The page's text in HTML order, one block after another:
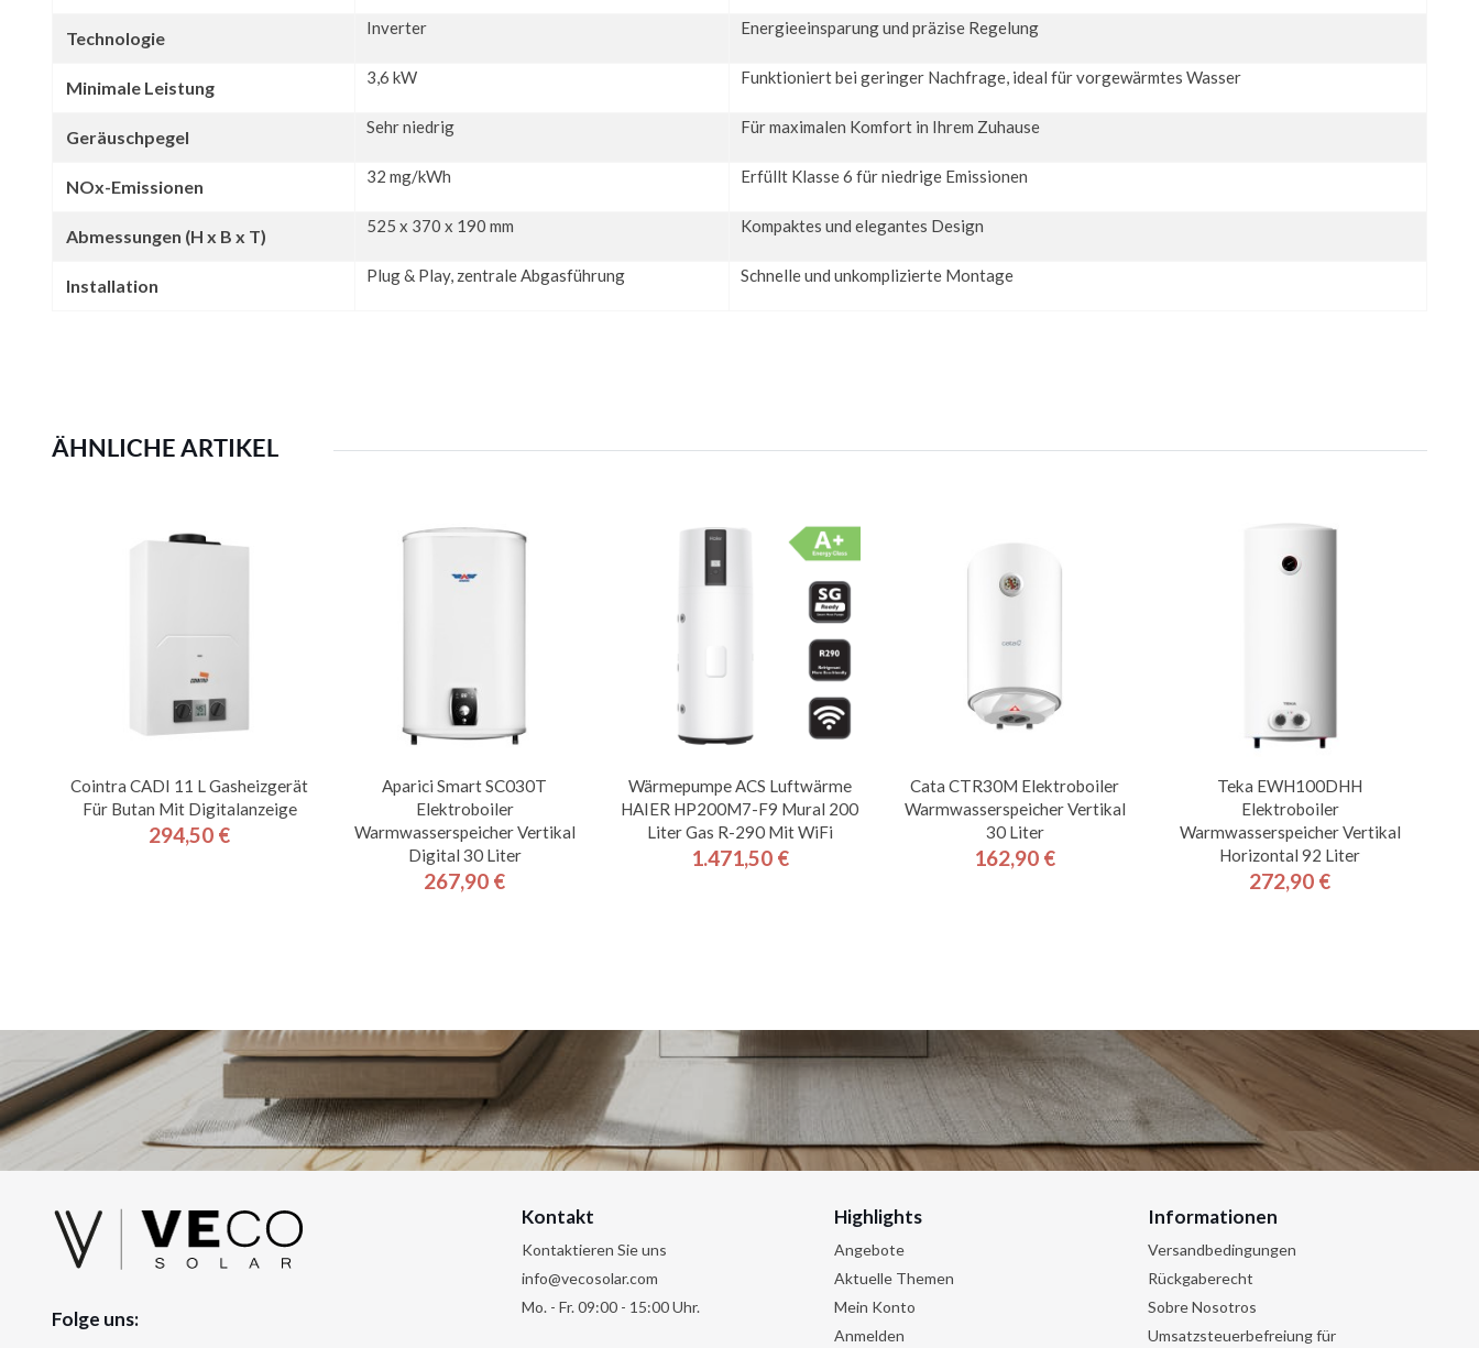
Technologie Inverter Energieeinsparung und präzise Regelung
Minimale Leistung 3,6 kW Funktioniert bei geringer Nachfrage, ideal für vorgewärmtes Wasser
Geräuschpegel Sehr niedrig Für maximalen Komfort in Ihrem Zuhause
NOx-Emissionen 32 mg/kWh Erfüllt Klasse 6 für niedrige Emissionen
Abmessungen (H x B x T) 525 x 370 x 190 mm Kompaktes und elegantes Design
Installation Plug & Play, zentrale Abgasführung Schnelle und unkomplizierte Montage
ÄHNLICHE ARTIKEL
Cointra CADI 11 L Gasheizgerät
Für Butan Mit Digitalanzeige
Preis
294,50 €
Aparici Smart SC030T
Elektroboiler
Warmwasserspeicher Vertikal
Digital 30 Liter
Preis
267,90 €
Wärmepumpe ACS Luftwärme
HAIER HP200M7-F9 Mural 200
Liter Gas R-290 Mit WiFi
Preis
1.471,50 €
Cata CTR30M Elektroboiler
Warmwasserspeicher Vertikal
30 Liter
Preis
162,90 €
Teka EWH100DHH
Elektroboiler
Warmwasserspeicher Vertikal
Horizontal 92 Liter
Preis
272,90 €
Folge uns:
Kontakt
Kontaktieren Sie uns
info@vecosolar.com
Mo. - Fr. 09:00 - 15:00 Uhr.
Highlights
Angebote
Aktuelle Themen
Mein Konto
Anmelden
Informationen
Versandbedingungen
Rückgaberecht
Sobre Nosotros
Umsatzsteuerbefreiung für